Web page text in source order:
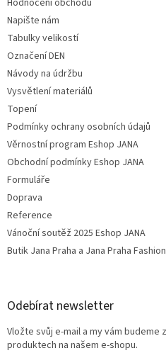
Napište nám
Tabulky velikostí
Označení DEN
Návody na údržbu
Vysvětlení materiálů
Topení
Podmínky ochrany osobních údajů
Věrnostní program Eshop JANA
Obchodní podmínky Eshop JANA
Formuláře
Doprava
Reference
Vánoční soutěž 2025 Eshop JANA
Butik Jana Praha a Jana Praha
Odebírat newsletter
Vložte svůj e-mail a my vám budeme
produktech na našem e-shopu.